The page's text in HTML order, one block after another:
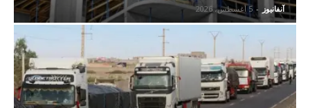
آنفانيوز - 5 أغسطس، 2026